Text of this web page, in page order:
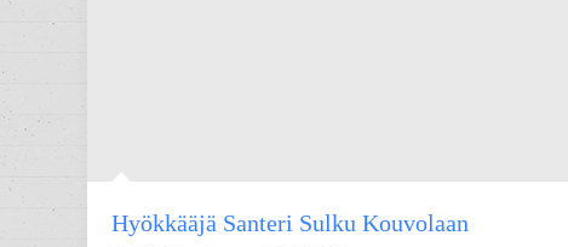
Hyökkääjä Santeri Sulku Kouvolaan